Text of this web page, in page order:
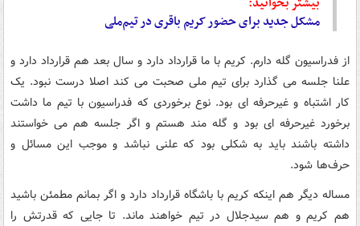
مشکل جدید برای حضور کریم باقری در تیم‌ملی
از فدراسیون گله دارم. کریم با ما قرارداد دارد و سال بعد هم قرارداد دارد و
علنا جلسه می گذارد برای تیم ملی صحبت می کند اصلا درست نبود. یک
کار اشتباه و غیرحرفه ای بود. نوع برخوردی که فدراسیون با تیم ما داشت
برخورد غیرحرفه ای بود و گله مند هستم و اگر جلسه هم می خواستند
داشته باشند باید به شکلی بود که علنی نباشد و موجب این مسائل و
حرف‌ها شود.
مساله دیگر هم اینکه کریم با باشگاه قرارداد دارد و اگر بمانم مطمئن باشید
هم کریم و هم سیدجلال در تیم خواهند ماند. تا جایی که قدرتش را